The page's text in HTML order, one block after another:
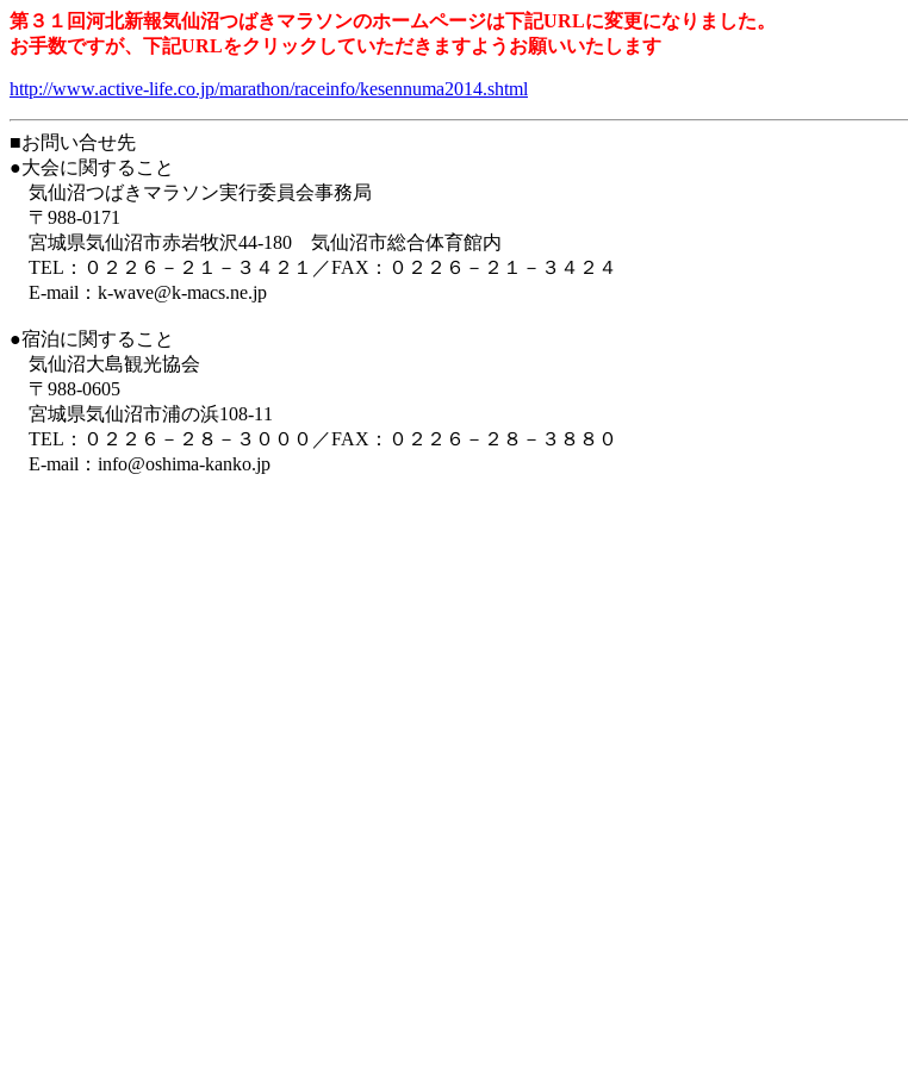
第３１回河北新報気仙沼つばきマラソンのホームページは下記URLに変更になりました。
お手数ですが、下記URLをクリックしていただきますようお願いいたします
http://www.active-life.co.jp/marathon/raceinfo/kesennuma2014.shtml
■お問い合せ先
●大会に関すること
気仙沼つばきマラソン実行委員会事務局
〒988-0171
宮城県気仙沼市赤岩牧沢44-180 気仙沼市総合体育館内
TEL：０２２６－２１－３４２１／FAX：０２２６－２１－３４２４
E-mail：k-wave@k-macs.ne.jp
●宿泊に関すること
気仙沼大島観光協会
〒988-0605
宮城県気仙沼市浦の浜108-11
TEL：０２２６－２８－３０００／FAX：０２２６－２８－３８８０
E-mail：info@oshima-kanko.jp